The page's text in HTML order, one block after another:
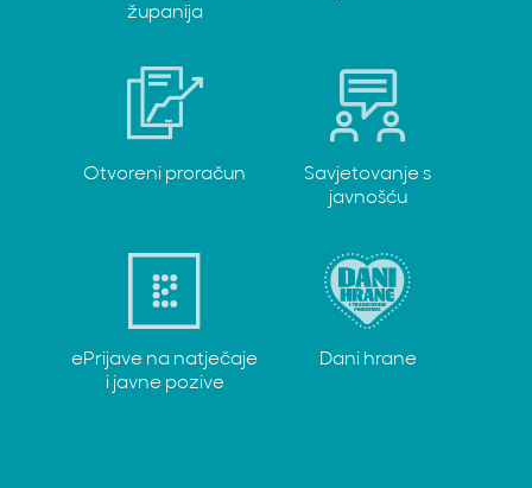
županija
Otvoreni proračun
Savjetovanje s
javnošću
ePrijave na natječaje
i javne pozive
Dani hrane